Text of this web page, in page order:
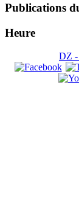
Publications
Heure
DZ -